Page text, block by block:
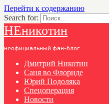
Перейти к содержанию
Search for:
НЕникотин
неофициальный фан-блог
Дмитрий Никотин
Саня во Флориде
Юрий Подоляка
Спецоперация
Новости